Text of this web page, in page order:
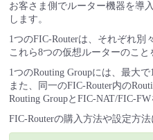
お客さま側でルーター機器を導
します。
1つのFIC-Routerは、それぞれ別
これら8つの仮想ルーターのこと
1つのRouting Groupには、最大で
また、同一のFIC-Router内の
Routing GroupとFIC-NAT/FIC-
FIC-Routerの購入方法や設定方